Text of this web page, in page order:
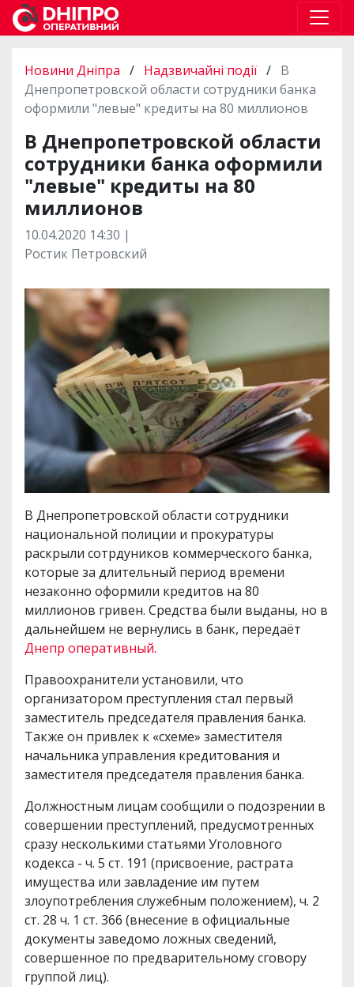
Новини Дніпра / Надзвичайні події / В
Днепропетровской области сотрудники банка
оформили "левые" кредиты на 80 миллионов
В Днепропетровской области
сотрудники банка оформили
"левые" кредиты на 80
миллионов
10.04.2020 14:30 |
Ростик Петровский
В Днепропетровской области сотрудники
национальной полиции и прокуратуры
раскрыли сотрдуников коммерческого банка,
которые за длительный период времени
незаконно оформили кредитов на 80
миллионов гривен. Средства были выданы, но в
дальнейшем не вернулись в банк, передаёт
Днепр оперативный.
Правоохранители установили, что
организатором преступления стал первый
заместитель председателя правления банка.
Также он привлек к «схеме» заместителя
начальника управления кредитования и
заместителя председателя правления банка.
Должностным лицам сообщили о подозрении в
совершении преступлений, предусмотренных
сразу несколькими статьями Уголовного
кодекса - ч. 5 ст. 191 (присвоение, растрата
имущества или завладение им путем
злоупотребления служебным положением), ч. 2
ст. 28 ч. 1 ст. 366 (внесение в официальные
документы заведомо ложных сведений,
совершенное по предварительному сговору
группой лиц).